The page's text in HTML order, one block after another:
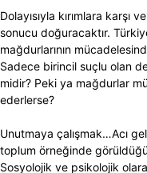
Dolayısıyla kırımlara
sonucu doğuracaktır.
mağdurlarının
Sadece birincil suçlu olan
midir? Peki ya mağdurlar
ederlerse?
Unutmaya çalışmak…Acı
toplum örneğinde
Sosyolojik ve psikolojik